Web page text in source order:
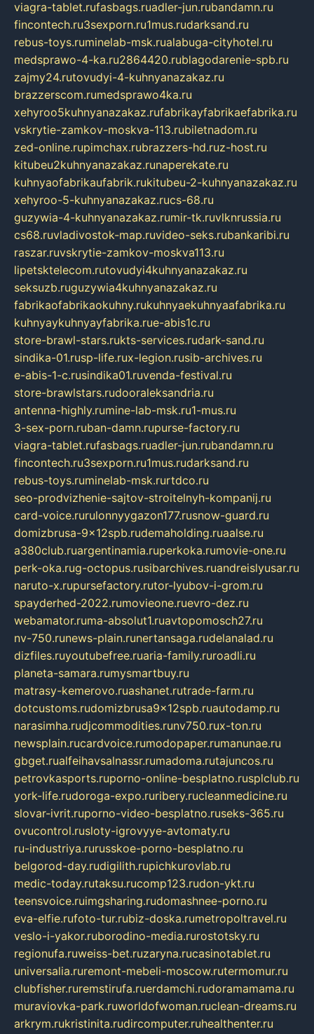
viagra-tablet.rufasbags.ruadler-jun.rubandamn.ru
fincontech.ru3sexporn.ru1mus.rudarksand.ru
rebus-toys.ruminelab-msk.rualabuga-cityhotel.ru
medsprawo-4-ka.ru2864420.rublagodarenie-spb.ru
zajmy24.rutovudyi-4-kuhnyanazakaz.ru
brazzerscom.rumedsprawo4ka.ru
xehyroo5kuhnyanazakaz.rufabrikayfabrikaefabrika.ru
vskrytie-zamkov-moskva-113.rubiletnadom.ru
zed-online.rupimchax.rubrazzers-hd.ruz-host.ru
kitubeu2kuhnyanazakaz.runaperekate.ru
kuhnyaofabrikaufabrik.rukitubeu-2-kuhnyanazakaz.ru
xehyroo-5-kuhnyanazakaz.rucs-68.ru
guzywia-4-kuhnyanazakaz.rumir-tk.ruvlknrussia.ru
cs68.ruvladivostok-map.ruvideo-seks.rubankaribi.ru
raszar.ruvskrytie-zamkov-moskva113.ru
lipetsktelecom.rutovudyi4kuhnyanazakaz.ru
seksuzb.ruguzywia4kuhnyanazakaz.ru
fabrikaofabrikaokuhny.rukuhnyaekuhnyaafabrika.ru
kuhnyaykuhnyayfabrika.rue-abis1c.ru
store-brawl-stars.rukts-services.rudark-sand.ru
sindika-01.rusp-life.rux-legion.rusib-archives.ru
e-abis-1-c.rusindika01.ruvenda-festival.ru
store-brawlstars.rudooraleksandria.ru
antenna-highly.rumine-lab-msk.ru1-mus.ru
3-sex-porn.ruban-damn.rupurse-factory.ru
viagra-tablet.rufasbags.ruadler-jun.rubandamn.ru
fincontech.ru3sexporn.ru1mus.rudarksand.ru
rebus-toys.ruminelab-msk.rurtdco.ru
seo-prodvizhenie-sajtov-stroitelnyh-kompanij.ru
card-voice.rurulonnyygazon177.rusnow-guard.ru
domizbrusa-9x12spb.rudemaholding.ruaalse.ru
a380club.ruargentinamia.ruperkoka.rumovie-one.ru
perk-oka.rug-octopus.rusibarchives.ruandreislyusar.ru
naruto-x.rupursefactory.rutor-lyubov-i-grom.ru
spayderhed-2022.rumovieone.ruevro-dez.ru
webamator.ruma-absolut1.ruavtopomosch27.ru
nv-750.runews-plain.runertansaga.rudelanalad.ru
dizfiles.ruyoutubefree.ruaria-family.ruroadli.ru
planeta-samara.rumysmartbuy.ru
matrasy-kemerovo.ruashanet.rutrade-farm.ru
dotcustoms.rudomizbrusa9x12spb.ruautodamp.ru
narasimha.rudjcommodities.runv750.rux-ton.ru
newsplain.rucardvoice.rumodopaper.rumanunae.ru
gbget.rualfeihavsalnassr.rumadoma.rutajuncos.ru
petrovkasports.ruporno-online-besplatno.rusplclub.ru
york-life.rudoroga-expo.ruribery.rucleanmedicine.ru
slovar-ivrit.ruporno-video-besplatno.ruseks-365.ru
ovucontrol.rusloty-igrovyye-avtomaty.ru
ru-industriya.rurusskoe-porno-besplatno.ru
belgorod-day.rudigilith.rupichkurovlab.ru
medic-today.rutaksu.rucomp123.rudon-ykt.ru
teensvoice.ruimgsharing.rudomashnee-porno.ru
eva-elfie.rufoto-tur.rubiz-doska.rumetropoltravel.ru
veslo-i-yakor.ruborodino-media.rurostotsky.ru
regionufa.ruweiss-bet.ruzaryna.rucasinotablet.ru
universalia.ruremont-mebeli-moscow.rutermomur.ru
clubfisher.ruremstirufa.ruerdamchi.rudoramamama.ru
muraviovka-park.ruworldofwoman.ruclean-dreams.ru
arkrym.rukristinita.rudircomputer.ruhealthenter.ru